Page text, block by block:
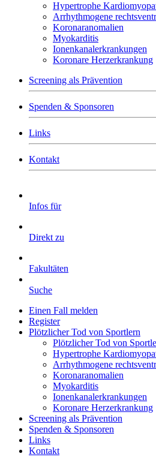
Hypertrophe
Arrhythmogene
Koronaranomalien
Myokarditis
Ionenkanalerkrankungen
Koronare Herzerkrankung
Screening als Prävention
Spenden & Sponsoren
Links
Kontakt
Infos für
Direkt zu
Fakultäten
Suche
Einen Fall melden
Register
Plötzlicher Tod von Sportlern
Plötzlicher Tod von
Hypertrophe
Arrhythmogene
Koronaranomalien
Myokarditis
Ionenkanalerkrankungen
Koronare Herzerkrankung
Screening als Prävention
Spenden & Sponsoren
Links
Kontakt